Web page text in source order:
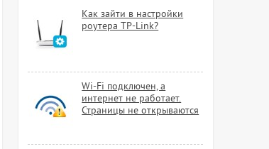
Как зайти в настройки
роутера TP-Link?
Wi-Fi подключен, а
интернет не работает.
Страницы не открываются